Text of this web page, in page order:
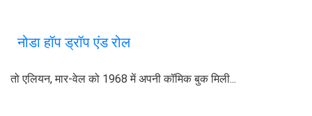
नोडा हॉप ड्रॉप एंड रोल
तो एलियन, मार-वेल को 1968 में अपनी कॉमिक बुक मिली...